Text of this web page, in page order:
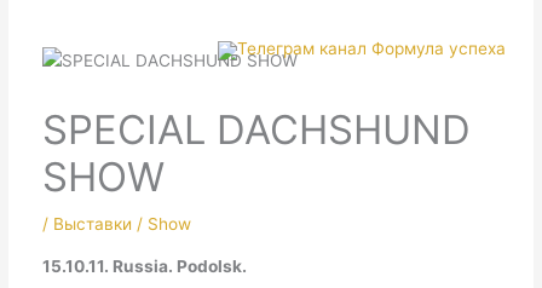
SPECIAL DACHSHUND
SHOW
/ Выставки / Show
15.10.11. Russia. Podolsk.